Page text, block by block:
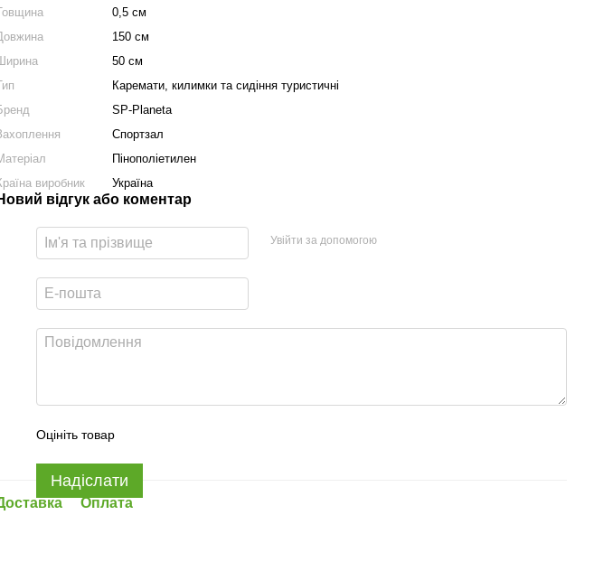
0,5 см
150 см
50 см
Каремати, килимки та сидіння туристичні
SP-Planeta
Спортзал
Пінополіетилен
виробник
Україна
відгук або коментар
Увійти за допомогою
Оцініть товар
Надіслати
Оплата